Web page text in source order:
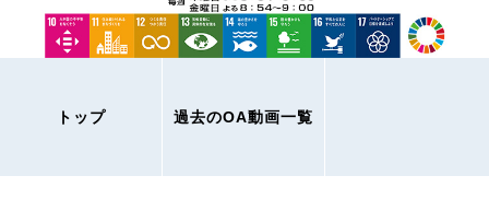
トップ 過去のOA動画一覧